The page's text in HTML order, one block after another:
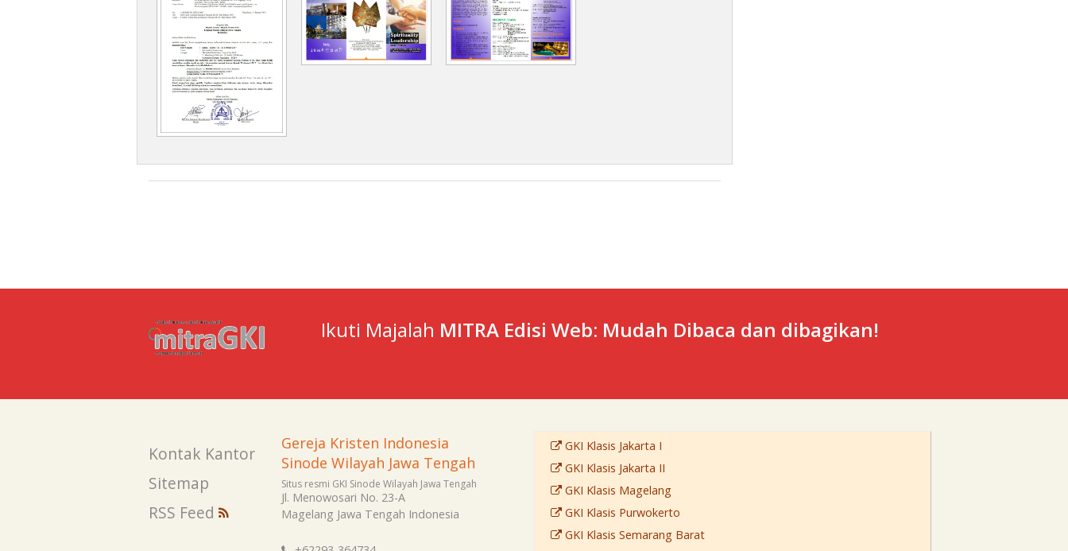
Ikuti Majalah MITRA Edisi Web: Mudah Dibaca dan dibagikan!
Kontak Kantor
Sitemap
RSS Feed
Gereja Kristen Indonesia
Sinode Wilayah Jawa Tengah
Situs resmi GKI Sinode Wilayah Jawa Tengah
Jl. Menowosari No. 23-A
Magelang Jawa Tengah Indonesia
GKI Klasis Jakarta I
GKI Klasis Jakarta II
GKI Klasis Magelang
GKI Klasis Purwokerto
GKI Klasis Semarang Barat